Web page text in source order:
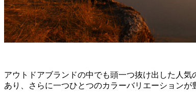
アウトドアブランドの中でも頭一つ抜け出した人気
あり、さらに一つひとつのカラーバリエーションが